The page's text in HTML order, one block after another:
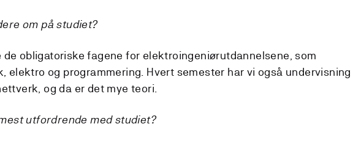
om på studiet?
de obligatoriske fagene for elektroingeniørutdannelsene, som
elektro og programmering. Hvert semester har vi også undervisning
og da er det mye teori.
utfordrende med studiet?